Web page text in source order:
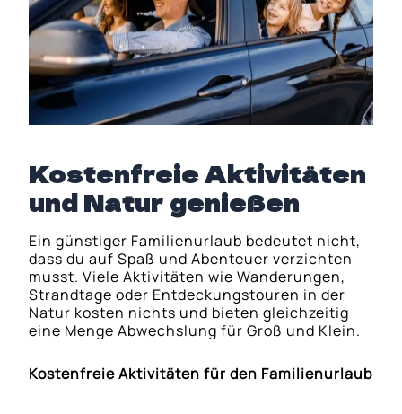
Kostenfreie Aktivitäten
und Natur genießen
Ein günstiger Familienurlaub bedeutet nicht,
dass du auf Spaß und Abenteuer verzichten
musst. Viele Aktivitäten wie Wanderungen,
Strandtage oder Entdeckungstouren in der
Natur kosten nichts und bieten gleichzeitig
eine Menge Abwechslung für Groß und Klein.
Kostenfreie Aktivitäten für den Familienurlaub